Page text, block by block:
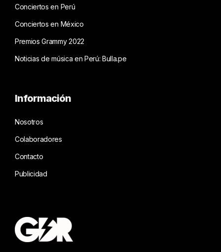
Conciertos en Perú
Conciertos en México
Premios Grammy 2022
Noticias de música en Perú: Bulla.pe
Información
Nosotros
Colaboradores
Contacto
Publicidad